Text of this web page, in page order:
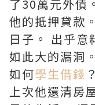
了30萬元外債
他的抵押貸款
日子。 出乎意
如此大的漏洞。
如何學生借錢 ？
上次他還清房